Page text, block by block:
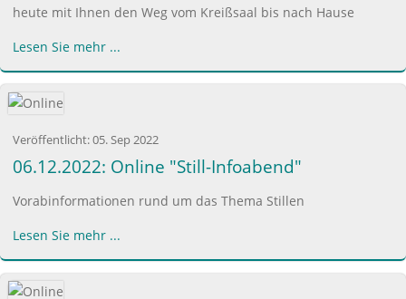
heute mit Ihnen den Weg vom Kreißsaal bis nach Hause
Lesen Sie mehr ...
Veröffentlicht:05. Sep 2022
06.12.2022: Online "Still-Infoabend"
Vorabinformationen rund um das Thema Stillen
Lesen Sie mehr ...